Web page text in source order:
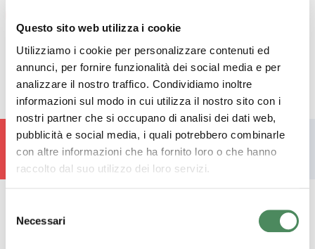
Questo sito web utilizza i cookie
Utilizziamo i cookie per personalizzare contenuti ed
annunci, per fornire funzionalità dei social media e per
analizzare il nostro traffico. Condividiamo inoltre
informazioni sul modo in cui utilizza il nostro sito con i
nostri partner che si occupano di analisi dei dati web,
pubblicità e social media, i quali potrebbero combinarle
con altre informazioni che ha fornito loro o che hanno
raccolto dal suo utilizzo dei loro servizi.
delNecessari
Torna alle idee di cucina